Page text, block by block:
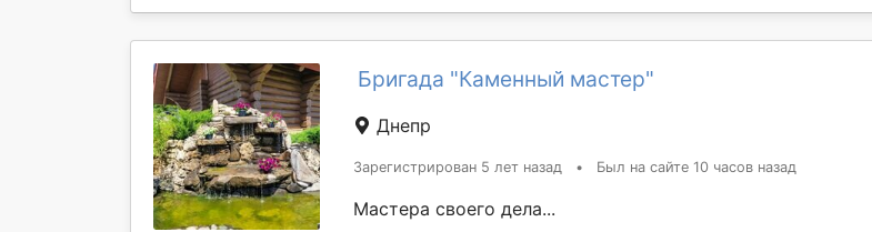
Бригада "Каменный мастер"
Днепр
Зарегистрирован 5 лет назад • Был на сайте 10 часов назад
Мастера своего дела...